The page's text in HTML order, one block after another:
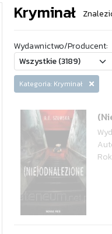
Kryminał
Wydawnictwo/Producent:
Kategoria: Kryminał